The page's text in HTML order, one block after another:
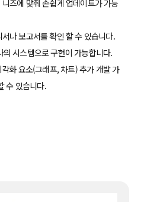
즈에 맞춰 손쉽게 업데이트가 가능
나 보고서를 확인 할 수 있습니다.
시스템으로 구현이 가능합니다.
화 요소(그래프, 차트) 추가 개발 가
수 있습니다.